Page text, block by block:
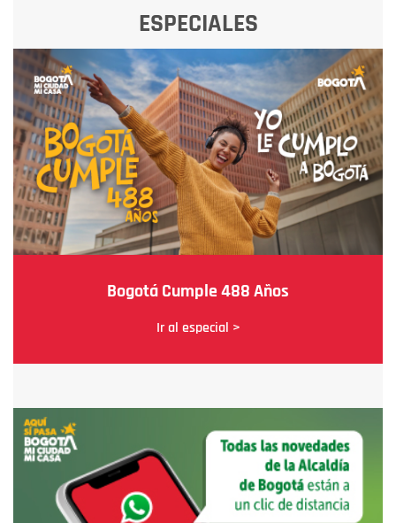
ESPECIALES
Bogotá Cumple 488 Años
Ir al especial >